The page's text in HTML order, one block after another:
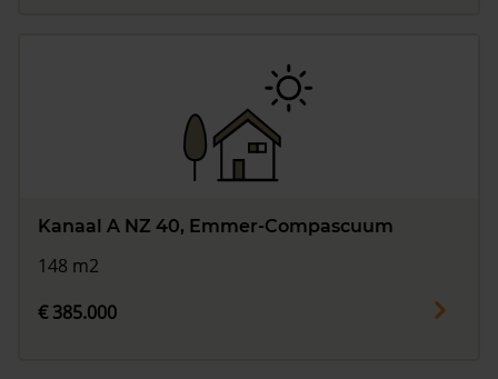
Kanaal A NZ 40, Emmer-Compascuum
148 m2
€ 385.000